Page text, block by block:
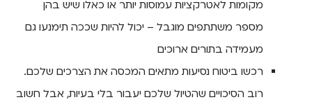
מקומות לאטרקציות עמוסות יותר או כאלו שיש בהן
מספר משתתפים מוגבל – יכול להיות שככה תימנעו גם
מעמידה בתורים ארוכים
רכשו ביטוח נסיעות מתאים המכסה את הצרכים שלכם.
רוב הסיכויים שהטיול שלכם יעבור בלי בעיות, אבל חשוב